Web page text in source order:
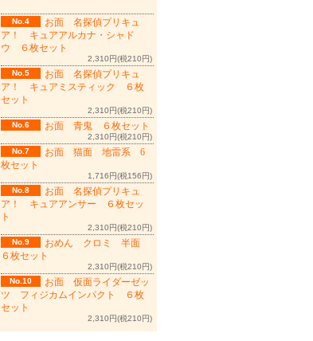
No.4
お面 名探偵プリキュ
ア！ キュアアルカナ・シャド
ウ ６枚セット
2,310円(税210円)
No.5
お面 名探偵プリキュ
ア！ キュアミスティック ６枚
セット
2,310円(税210円)
No.6
お面 青鬼 ６枚セット
2,310円(税210円)
No.7
お面 猫面 地雷系 6
枚セット
1,716円(税156円)
No.8
お面 名探偵プリキュ
ア！ キュアアンサー ６枚セッ
ト
2,310円(税210円)
No.9
おめん クロミ 半面
６枚セット
2,310円(税210円)
No.10
お面 仮面ライダーゼッ
ツ フィジカムインパクト ６枚
セット
2,310円(税210円)